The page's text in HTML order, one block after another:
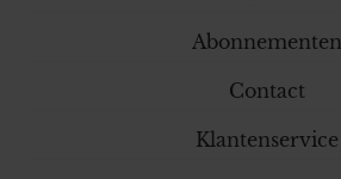
Abonnementen
Contact
Klantenservice